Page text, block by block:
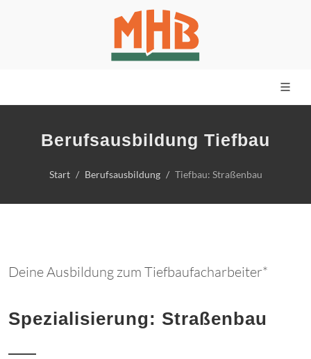
Berufsausbildung Tiefbau
Start Berufsausbildung Tiefbau: Straßenbau
Deine Ausbildung zum Tiefbaufacharbeiter*
Spezialisierung: Straßenbau